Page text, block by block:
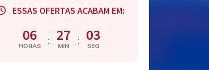
ESSAS OFERTAS ACABAM EM:
06
HORAS : 27
MIN : 02
SEG